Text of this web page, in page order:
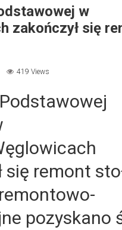
w
zakończył się
419 Views
się remont
pozyskano